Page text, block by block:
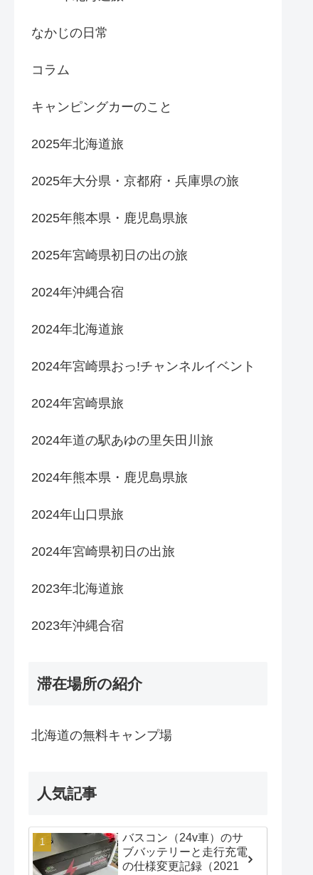
なかじの日常
コラム
キャンピングカーのこと
2025年北海道旅
2025年大分県・京都府・兵庫県の旅
2025年熊本県・鹿児島県旅
2025年宮崎県初日の出の旅
2024年沖縄合宿
2024年北海道旅
2024年宮崎県おっ!チャンネルイベント
2024年宮崎県旅
2024年道の駅あゆの里矢田川旅
2024年熊本県・鹿児島県旅
2024年山口県旅
2024年宮崎県初日の出旅
2023年北海道旅
2023年沖縄合宿
滞在場所の紹介
北海道の無料キャンプ場
人気記事
バスコン（24v車）のサ
ブバッテリーと走行充電
の仕様変更記録（2021